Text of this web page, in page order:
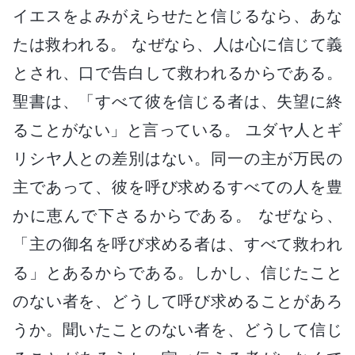
イエスをよみがえらせたと信じるなら、あな
たは救われる。 なぜなら、人は心に信じて義
とされ、口で告白して救われるからである。
聖書は、「すべて彼を信じる者は、失望に終
ることがない」と言っている。 ユダヤ人とギ
リシヤ人との差別はない。同一の主が万民の
主であって、彼を呼び求めるすべての人を豊
かに恵んで下さるからである。 なぜなら、
「主の御名を呼び求める者は、すべて救われ
る」とあるからである。しかし、信じたこと
のない者を、どうして呼び求めることがあろ
うか。聞いたことのない者を、どうして信じ